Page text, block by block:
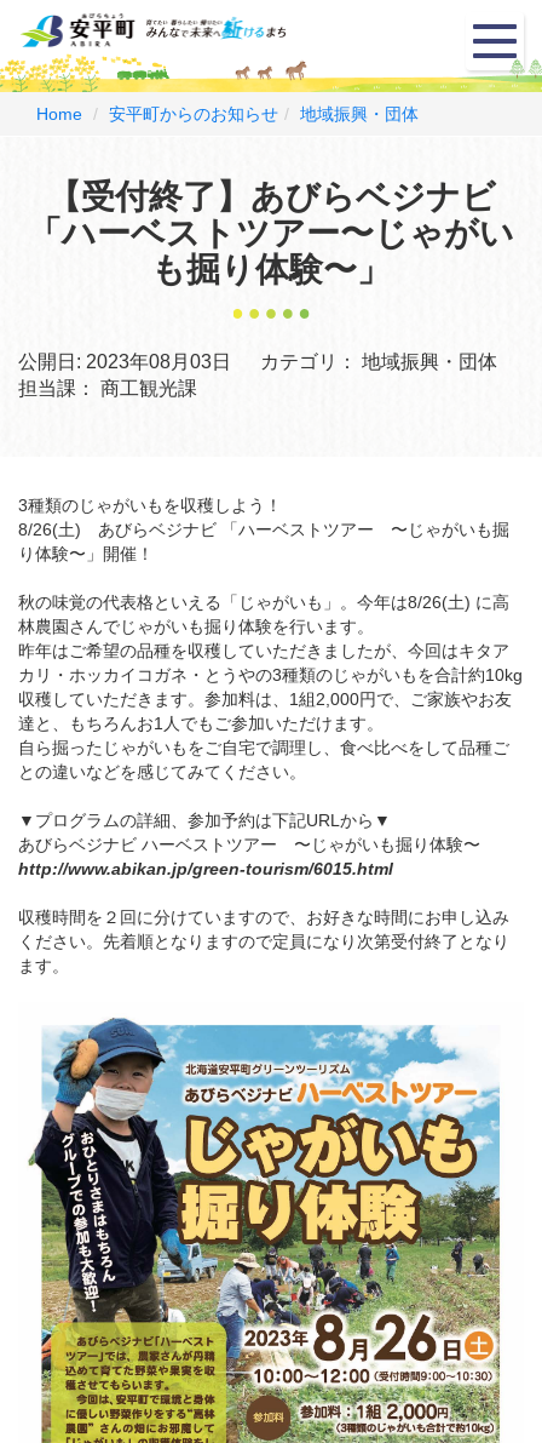
メ
ニ
ュ
Home 安平町からのお知らせ 地域振興・団体
【受付終了】あびらベジナビ
「ハーベストツアー〜じゃがい
も掘り体験〜」
公開日: 2023年08月03日 カテゴリ：
地域振興・団体
担当課：
商工観光課
3種類のじゃがいもを収穫しよう！
8/26(土) あびらベジナビ 「ハーベストツアー 〜じゃがいも掘
り体験〜」開催！
秋の味覚の代表格といえる「じゃがいも」。今年は8/26(土) に高
林農園さんでじゃがいも掘り体験を行います。
昨年はご希望の品種を収穫していただきましたが、今回はキタア
カリ・ホッカイコガネ・とうやの3種類のじゃがいもを合計約10kg
収穫していただきます。参加料は、1組2,000円で、ご家族やお友
達と、もちろんお1人でもご参加いただけます。
自ら掘ったじゃがいもをご自宅で調理し、食べ比べをして品種ご
との違いなどを感じてみてください。
▼プログラムの詳細、参加予約は下記URLから▼
あびらベジナビ ハーベストツアー 〜じゃがいも掘り体験〜
http://www.abikan.jp/green-tourism/6015.html
収穫時間を２回に分けていますので、お好きな時間にお申し込み
ください。先着順となりますので定員になり次第受付終了となり
ます。